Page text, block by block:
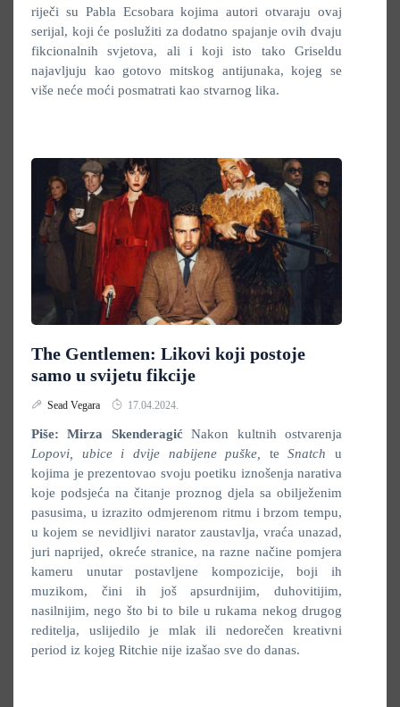
riječi su Pabla Ecsobara kojima autori otvaraju ovaj
serijal, koji će poslužiti za dodatno spajanje ovih dvaju
fikcionalnih svjetova, ali i koji isto tako Griseldu
najavljuju kao gotovo mitskog antijunaka, kojeg se
više neće moći posmatrati kao stvarnog lika.
The Gentlemen: Likovi koji postoje
samo u svijetu fikcije
Sead Vegara 17.04.2024.
Piše: Mirza Skenderagić Nakon kultnih ostvarenja
Lopovi, ubice i dvije nabijene puške,
teSnatch u
kojima je prezentovao svoju poetiku iznošenja narativa
koje podsjeća na čitanje proznog djela sa obilježenim
pasusima, u izrazito odmjerenom ritmu i brzom tempu,
u kojem se nevidljivi narator zaustavlja, vraća unazad,
juri naprijed, okreće stranice, na razne načine pomjera
kameru unutar postavljene kompozicije, boji ih
muzikom, čini ih još apsurdnijim, duhovitijim,
nasilnijim, nego što bi to bile u rukama nekog drugog
reditelja, uslijedilo je mlak ili nedorečen kreativni
period iz kojeg Ritchie nije izašao sve do danas.